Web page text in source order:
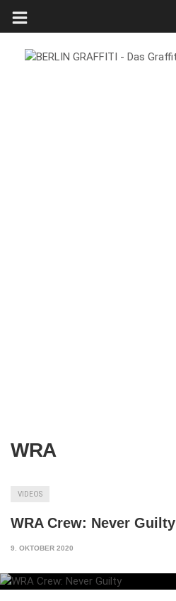
WRA
VIDEOS
WRA Crew: Never Guilty
9. OKTOBER 2020